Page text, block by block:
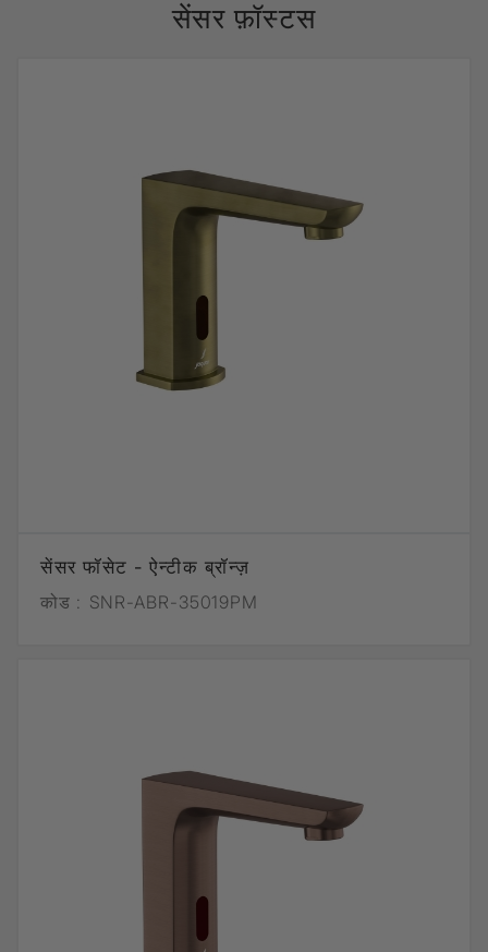
सेंसर फ़ॉस्टस
सेंसर फॉसेट - ऐन्टीक ब्रॉन्ज़
कोड : SNR-ABR-35019PM